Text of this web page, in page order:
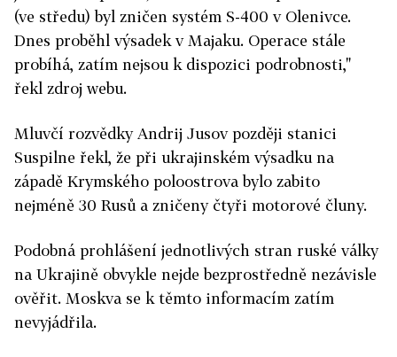
(ve středu) byl zničen systém S-400 v Olenivce.
Dnes proběhl výsadek v Majaku. Operace stále
probíhá, zatím nejsou k dispozici podrobnosti,"
řekl zdroj webu.
Mluvčí rozvědky Andrij Jusov později stanici
Suspilne řekl, že při ukrajinském výsadku na
západě Krymského poloostrova bylo zabito
nejméně 30 Rusů a zničeny čtyři motorové čluny.
Podobná prohlášení jednotlivých stran ruské války
na Ukrajině obvykle nejde bezprostředně nezávisle
ověřit. Moskva se k těmto informacím zatím
nevyjádřila.